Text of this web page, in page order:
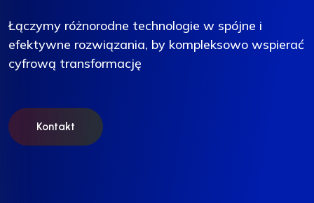
Łączymy różnorodne technologie w spójne i
efektywne rozwiązania, by kompleksowo wspierać
cyfrową transformację
Kontakt
Łączymy różnorodne technologie w spójne i
efektywne rozwiązania, by kompleksowo wspierać
cyfrową transformację
Kontakt